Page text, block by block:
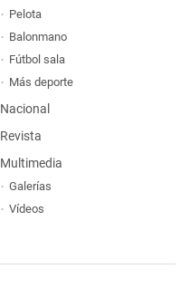
Pelota
Balonmano
Fútbol sala
Más deporte
Nacional
Revista
Multimedia
Galerías
Vídeos